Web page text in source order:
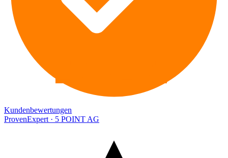
EXPERT
Kundenbewertungen
ProvenExpert · 5 POINT AG